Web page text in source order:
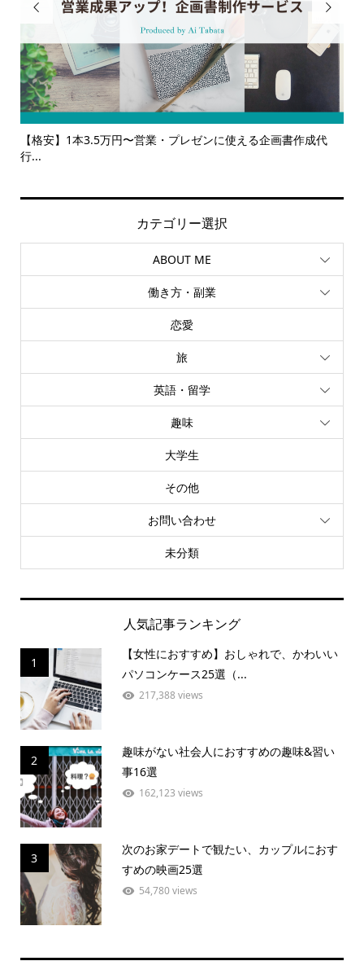

レゼンに使える企画書作成代
【サービス一覧】広報・企画・デ

カテゴリー選択
ABOUT ME
働き方・副業
恋愛
旅
英語・留学
趣味
大学生
その他
お問い合わせ
未分類
人気記事ランキング
1
【女性におすすめ】おしゃれで、かわいい
パソコンケース25選（...
217,388 views
2
趣味がない社会人におすすめの趣味&習い
事16選
162,123 views
3
次のお家デートで観たい、カップルにおす
すめの映画25選
54,780 views